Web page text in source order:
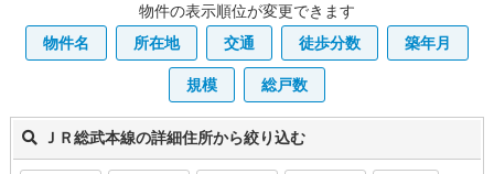
物件の表示順位が変更できます
物件名
所在地 交通 徒歩分数 築年月
規模 総戸数
ＪＲ総武本線の詳細住所から絞り込む